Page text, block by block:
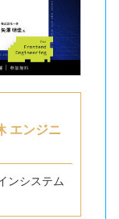
エンジニ
ンシステム